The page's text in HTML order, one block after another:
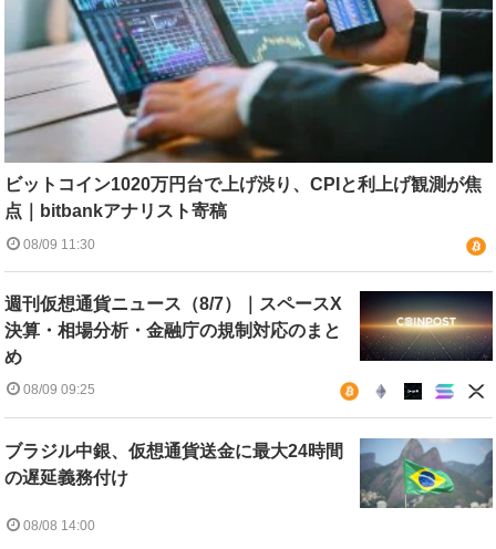
ビットコイン1020万円台で上げ渋り、CPIと利上げ観測が焦
点｜bitbankアナリスト寄稿
08/09 11:30
週刊仮想通貨ニュース（8/7）｜スペースX
決算・相場分析・金融庁の規制対応のまと
め
08/09 09:25
ブラジル中銀、仮想通貨送金に最大24時間
の遅延義務付け
08/08 14:00